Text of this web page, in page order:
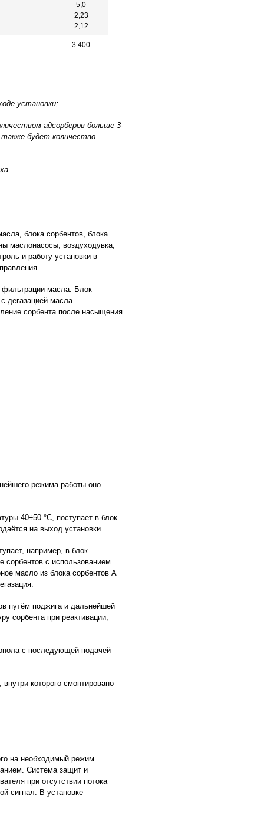
5,0
2,23
2,12
3 400
установки;
адсорберов больше 3-
будет количество
блока сорбентов, блока
маслонасосы, воздуходувка,
и работу установки в
фильтрации масла. Блок
дегазацией масла
сорбента после насыщения
режима работы оно
40÷50 °С, поступает в блок
на выход установки.
например, в блок
сорбентов с использованием
масло из блока сорбентов А
путём поджига и дальнейшей
сорбента при реактивации,
с последующей подачей
которого смонтировано
на необходимый режим
Система защит и
при отсутствии потока
сигнал. В установке